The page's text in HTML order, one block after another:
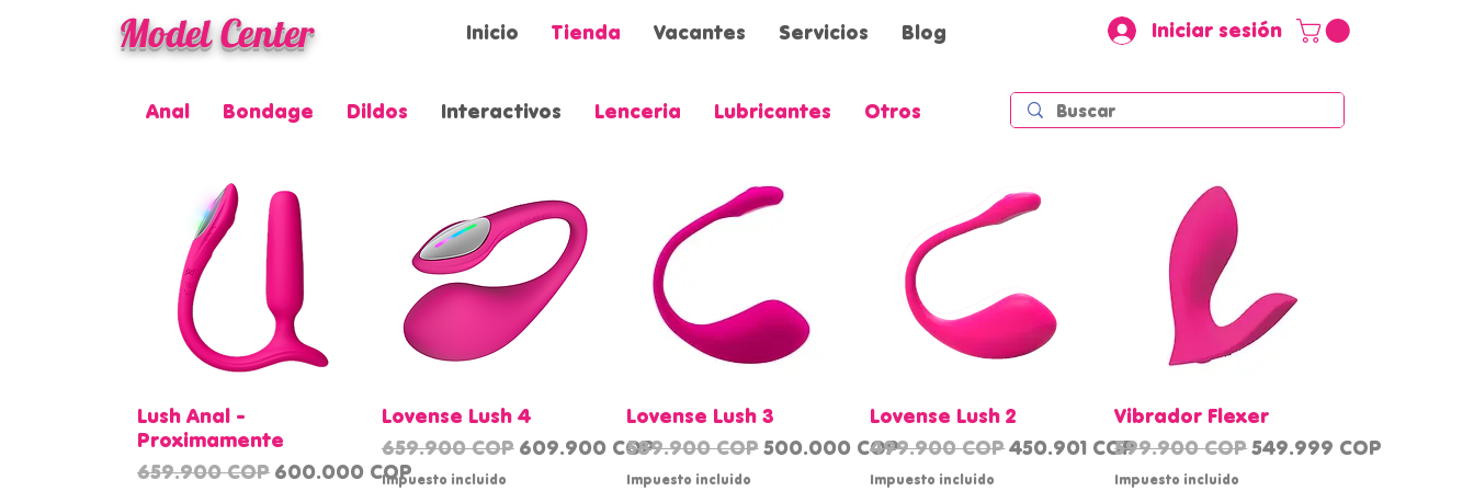
Model Center Inicio Tienda Vacantes Servicios Blog Iniciar sesión
Anal Bondage Dildos Interactivos Lenceria Lubricantes Otros
Vista rápida
Lush Anal -
Proximamente
Precio
659.900 COP Precio de oferta
600.000 COP
Vista rápida
Lovense Lush 4
Precio
659.900 COP Precio de oferta
609.900 COP
Impuesto incluido
Vista rápida
Lovense Lush 3
Precio
589.900 COPPrecio de oferta
500.000 COP
Impuesto incluido
Vista rápida
Lovense Lush 2
Precio
499.900 COPPrecio de oferta
450.901 COP
Impuesto incluido
Vista rápida
Vibrador Flexer
Precio
599.900 COPPrecio de oferta
549.999 COP
Impuesto incluido